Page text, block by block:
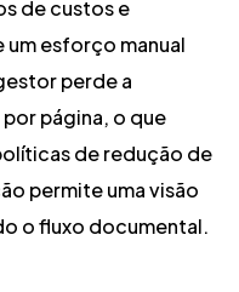
de custos e
esforço manual
perde a
página, o que
de redução de
permite uma visão
o fluxo documental.